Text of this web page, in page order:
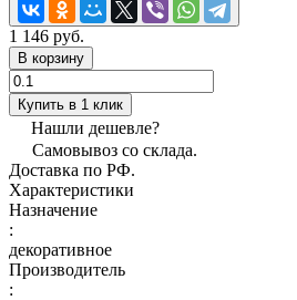
1 146 руб.
В корзину
Купить в 1 клик
Нашли дешевле?
Самовывоз со склада.
Доставка по РФ.
Характеристики
Назначение
:
декоративное
Производитель
: